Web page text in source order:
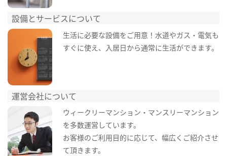
設備とサービスについて
生活に必要な設備をご用意！水道やガス・電気も
すぐに使え、入居日から通常に生活ができます。
運営会社について
ウィークリーマンション・マンスリーマンション
を多数運営しています。
お客様のご利用目的に応じて、幅広くご紹介させ
て頂きます。